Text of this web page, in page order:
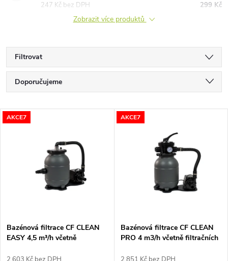
299 Kč
247 Kč bez DPH
Zobrazit více produktů
Filtrovat
Ř
a
p
Doporučujeme
Nejdražší
Nejprodávanější
Abecedně
V
s
p
AKCE7
Bazénová filtrace CF CLEAN
EASY 4,5 m³/h včetně
AKCE7
Bazénová filtrace CF CLEAN
PRO 4 m3/h včetně filtračních